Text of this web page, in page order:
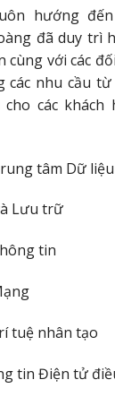
hướng
đã duy trì
với các
các nhu cầu từ
các khách
tâm Dữ liệu
Lưu trữ
tin
tuệ nhân tạo
tin Điện tử